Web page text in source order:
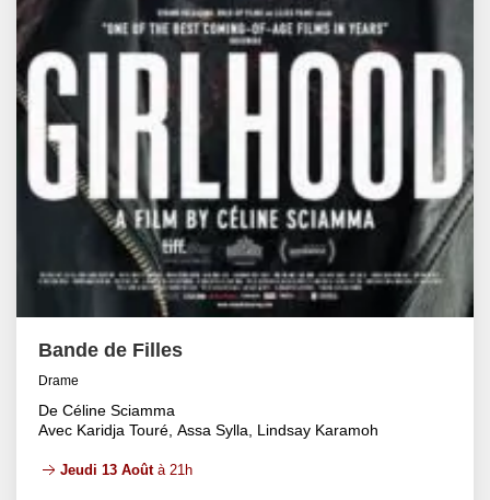
Bande de Filles
Drame
De Céline Sciamma
Avec Karidja Touré, Assa Sylla, Lindsay Karamoh
Jeudi 13 Aoûtà 21h